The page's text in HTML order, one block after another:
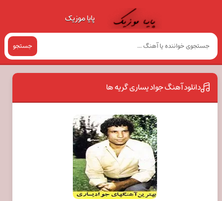
پایا موزیک
جستجو
دانلود آهنگ جواد يساری گریه ها